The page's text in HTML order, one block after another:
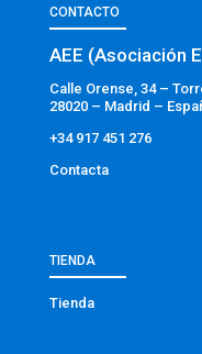
CONTACTO
AEE (Asociación
Calle Orense, 34 –
28020 – Madrid –
+34 917 451 276
Contacta
TIENDA
Tienda